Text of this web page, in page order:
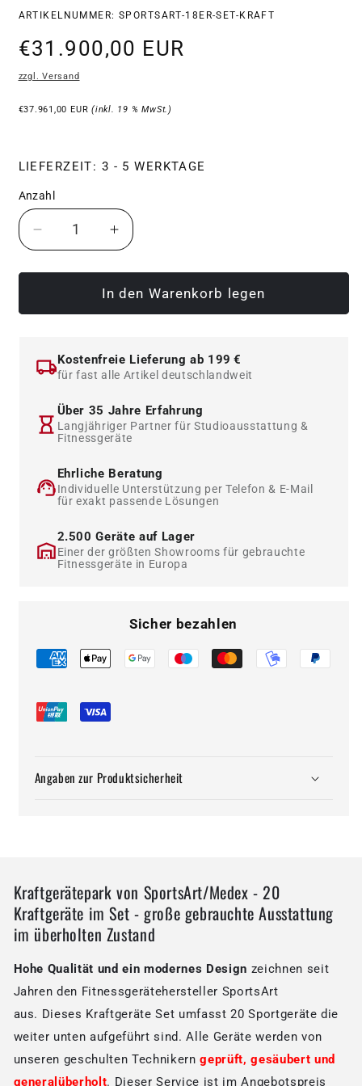
SKU:
ARTIKELNUMMER: SPORTSART-18ER-SET-KRAFT
Normaler
Preis
€31.900,00 EUR
zzgl. Versand
€37.961,00 EUR(inkl. 19 % MwSt.)
LIEFERZEIT: 3 - 5 WERKTAGE
Anzahl
Verringere
die
Menge
SportsArt
20
Set,
Status
gebraucht
-
Zustand
Erhöhe
die
Menge
für
SportsArt
20
im
Set,
Status
gebraucht
-
Zustand
In den Warenkorb legen
Kostenfreie Lieferung ab 199 €
für fast alle Artikel deutschlandweit
Über 35 Jahre Erfahrung
Langjähriger Partner für Studioausstattung &
Fitnessgeräte
Ehrliche Beratung
Individuelle Unterstützung per Telefon & E-Mail
für exakt passende Lösungen
2.500 Geräte auf Lager
Einer der größten Showrooms für gebrauchte
Fitnessgeräte in Europa
Sicher bezahlen
Angaben zur Produktsicherheit
Kraftgerätepark von SportsArt/Medex - 20
Kraftgeräte im Set - große gebrauchte Ausstattung
im überholten Zustand
Hohe Qualität und ein modernes Design zeichnen seit
Jahren den Fitnessgerätehersteller SportsArt
aus. Dieses Kraftgeräte Set umfasst 20 Sportgeräte die
weiter unten aufgeführt sind. Alle Geräte werden von
unseren geschulten Technikerngeprüft, gesäubert und
generalüberholt. Dieser Service ist im Angebotspreis